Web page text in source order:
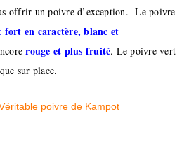
offrir un poivre d’exception. Le poivre
fort en caractère, blanc et
rouge et plus fruité. Le poivre vert
sur place.